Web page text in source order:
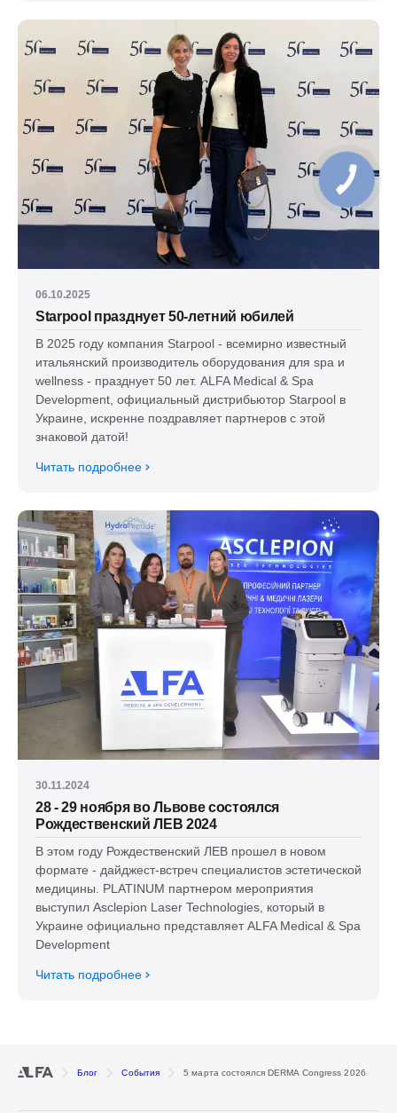
06.10.2025
Starpool празднует 50-летний юбилей
В 2025 году компания Starpool - всемирно известный
итальянский производитель оборудования для spa и
wellness - празднует 50 лет. ALFA Medical & Spa
Development, официальный дистрибьютор Starpool в
Украине, искренне поздравляет партнеров с этой
знаковой датой!
Читать подробнее
30.11.2024
28 - 29 ноября во Львове состоялся
Рождественский ЛЕВ 2024
В этом году Рождественский ЛЕВ прошел в новом
формате - дайджест-встреч специалистов эстетической
медицины. PLATINUM партнером мероприятия
выступил Asclepion Laser Technologies, который в
Украине официально представляет ALFA Medical & Spa
Development
Читать подробнее
Блог События 5 марта состоялся DERMA Congress 2026